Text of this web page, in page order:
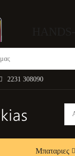
2231 308090
Μπαταριες